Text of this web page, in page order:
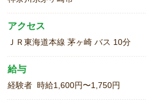
アクセス
ＪＲ東海道本線 茅ヶ崎 バス 10分
給与
経験者 時給1,600円〜1,750円